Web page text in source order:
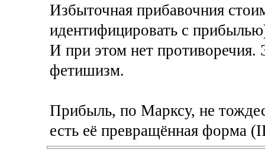
Избыточная прибавочния
идентифицировать с
И при этом нет противоречия.
фетишизм.
Прибыль, по Марксу, не
есть её превращённая форма